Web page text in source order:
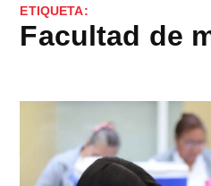
ETIQUETA:
facultad de